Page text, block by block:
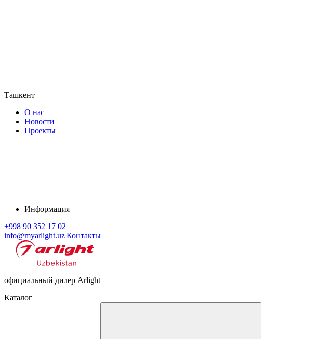
Ташкент
О нас
Новости
Проекты
Информация
+998 90 352 17 02
info@myarlight.uz Контакты
официальный дилер Arlight
Каталог